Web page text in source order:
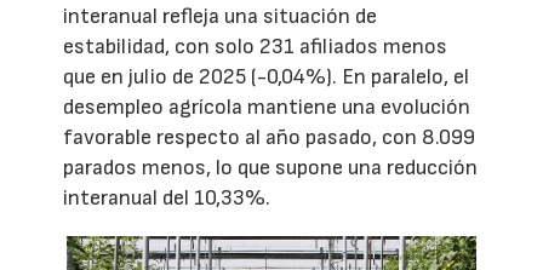
interanual refleja una situación de
estabilidad, con solo 231 afiliados menos
que en julio de 2025 (-0,04%). En paralelo, el
desempleo agrícola mantiene una evolución
favorable respecto al año pasado, con 8.099
parados menos, lo que supone una reducción
interanual del 10,33%.